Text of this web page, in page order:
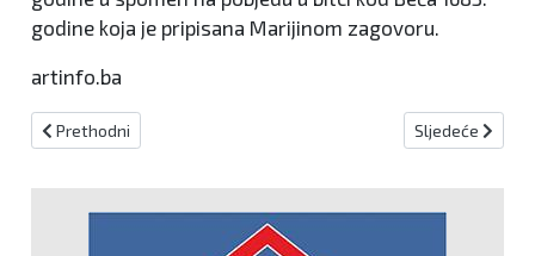
godine koja je pripisana Marijinom zagovoru.
artinfo.ba
Prethodni članak: Svečano otvorena džamija u Kaćunima
Prethodni Sljedeći
Sljedeće